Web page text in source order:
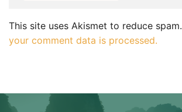
This site uses Akismet to reduce spam.
your comment data is processed.